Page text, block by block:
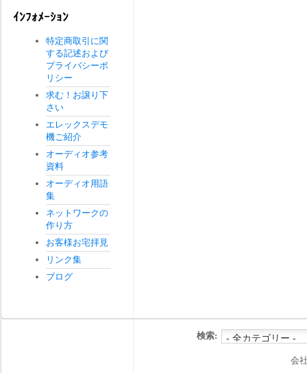
ｲﾝﾌｫﾒｰｼｮﾝ
特定商取引に関
する記述および
プライバシーポ
リシー
求む！お譲り下
さい
エレックスデモ
機ご紹介
オーディオ参考
資料
オーディオ用語
集
ネットワークの
作り方
お客様お宅拝見
リンク集
ブログ
検索:
会